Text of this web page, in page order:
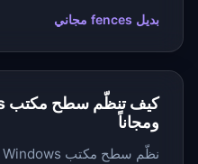
بديل fences مجاني
ومجاناً